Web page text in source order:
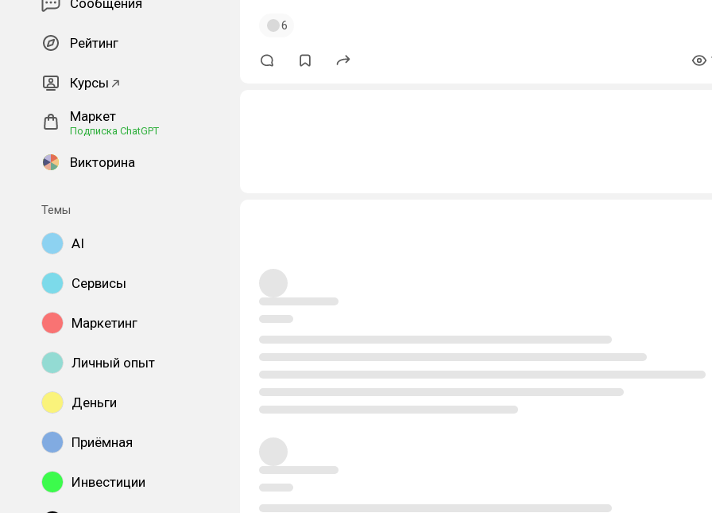
Сообщения
Рейтинг
Курсы
Маркет
Подписка ChatGPT
Викторина
Темы
AI
Сервисы
Маркетинг
Личный опыт
Деньги
Приёмная
Инвестиции
6